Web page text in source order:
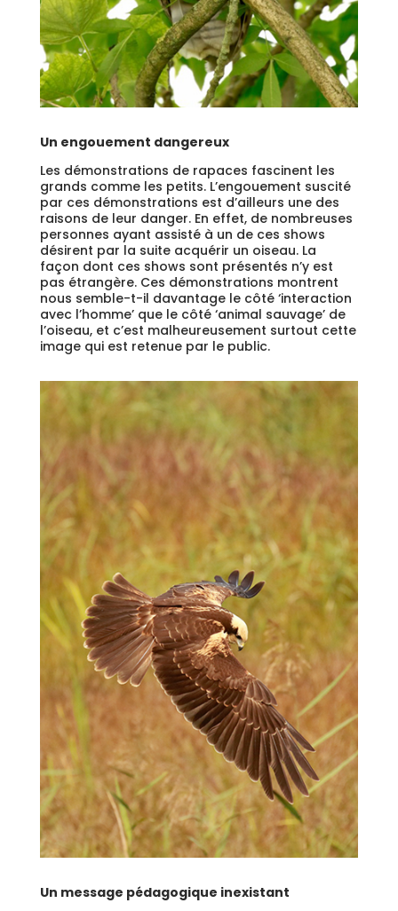
Un engouement dangereux
Les démonstrations de rapaces fascinent les
grands comme les petits. L’engouement suscité
par ces démonstrations est d’ailleurs une des
raisons de leur danger. En effet, de nombreuses
personnes ayant assisté à un de ces shows
désirent par la suite acquérir un oiseau. La
façon dont ces shows sont présentés n’y est
pas étrangère. Ces démonstrations montrent
nous semble-t-il davantage le côté ‘interaction
avec l’homme’ que le côté ‘animal sauvage’ de
l’oiseau, et c’est malheureusement surtout cette
image qui est retenue par le public.
Un message pédagogique inexistant